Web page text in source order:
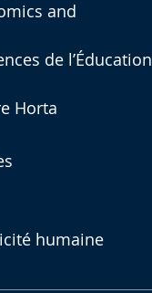
and
de l’Éducation
Horta
humaine